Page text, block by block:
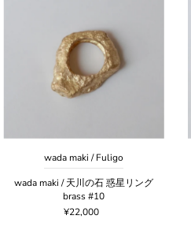
wada maki / Fuligo
wada maki / 天川の石 惑星リング
brass #10
¥22,000